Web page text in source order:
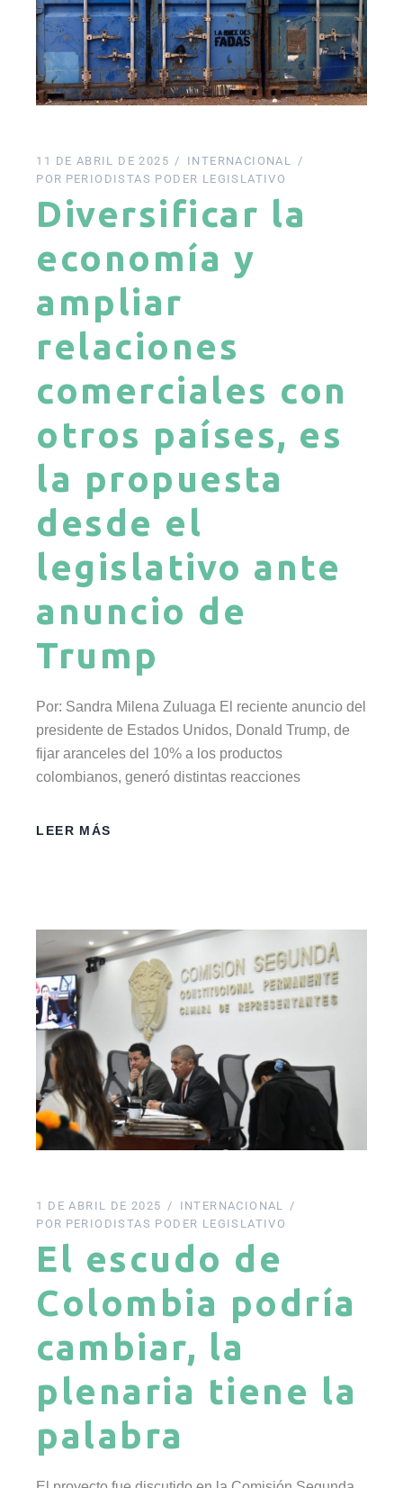
11 DE ABRIL DE 2025
INTERNACIONAL
POR PERIODISTAS PODER LEGISLATIVO
Diversificar la
economía y
ampliar
relaciones
comerciales con
otros países, es
la propuesta
desde el
legislativo ante
anuncio de
Trump
Por: Sandra Milena Zuluaga El reciente anuncio del
presidente de Estados Unidos, Donald Trump, de
fijar aranceles del 10% a los productos
colombianos, generó distintas reacciones
LEER MÁS
1 DE ABRIL DE 2025
INTERNACIONAL
POR PERIODISTAS PODER LEGISLATIVO
El escudo de
Colombia podría
cambiar, la
plenaria tiene la
palabra